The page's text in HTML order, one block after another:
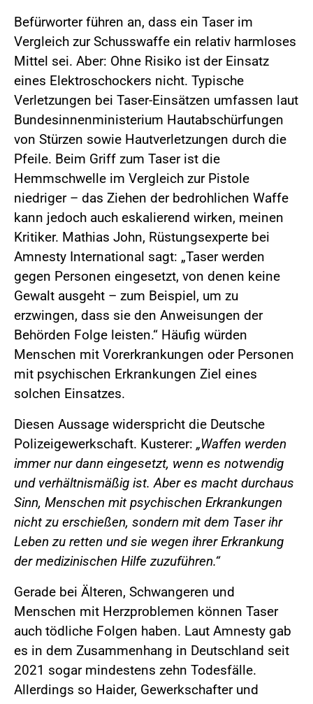
Befürworter führen an, dass ein Taser im
Vergleich zur Schusswaffe ein relativ harmloses
Mittel sei. Aber: Ohne Risiko ist der Einsatz
eines Elektroschockers nicht. Typische
Verletzungen bei Taser-Einsätzen umfassen laut
Bundesinnenministerium Hautabschürfungen
von Stürzen sowie Hautverletzungen durch die
Pfeile. Beim Griff zum Taser ist die
Hemmschwelle im Vergleich zur Pistole
niedriger – das Ziehen der bedrohlichen Waffe
kann jedoch auch eskalierend wirken, meinen
Kritiker. Mathias John, Rüstungsexperte bei
Amnesty International sagt: „Taser werden
gegen Personen eingesetzt, von denen keine
Gewalt ausgeht – zum Beispiel, um zu
erzwingen, dass sie den Anweisungen der
Behörden Folge leisten.“ Häufig würden
Menschen mit Vorerkrankungen oder Personen
mit psychischen Erkrankungen Ziel eines
solchen Einsatzes.
Diesen Aussage widerspricht die Deutsche
Polizeigewerkschaft. Kusterer: „Waffen werden
immer nur dann eingesetzt, wenn es notwendig
und verhältnismäßig ist. Aber es macht durchaus
Sinn, Menschen mit psychischen Erkrankungen
nicht zu erschießen, sondern mit dem Taser ihr
Leben zu retten und sie wegen ihrer Erkrankung
der medizinischen Hilfe zuzuführen.“
Gerade bei Älteren, Schwangeren und
Menschen mit Herzproblemen können Taser
auch tödliche Folgen haben. Laut Amnesty gab
es in dem Zusammenhang in Deutschland seit
2021 sogar mindestens zehn Todesfälle.
Allerdings so Haider, Gewerkschafter und